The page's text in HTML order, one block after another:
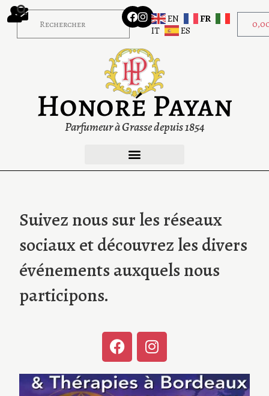
EN
FR
IT
ES
Honoré Payan
Parfumeur à Grasse depuis 1854
Suivez nous sur les réseaux
sociaux et découvrez les divers
événements auxquels nous
participons.